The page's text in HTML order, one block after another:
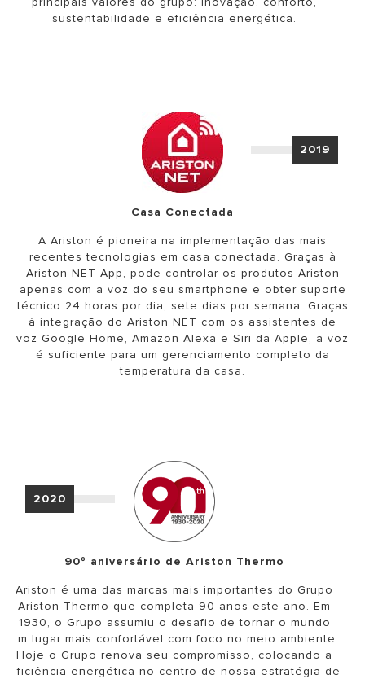
sustentabilidade e eficiência energética.
2019
Casa Conectada
A Ariston é pioneira na implementação das mais
recentes tecnologias em casa conectada. Graças à
Ariston NET App, pode controlar os produtos Ariston
apenas com a voz do seu smartphone e obter suporte
técnico 24 horas por dia, sete dias por semana. Graças
à integração do Ariston NET com os assistentes de
voz Google Home, Amazon Alexa e Siri da Apple, a voz
é suficiente para um gerenciamento completo da
temperatura da casa.
2020
90º aniversário de Ariston Thermo
Ariston é uma das marcas mais importantes do Grupo
Ariston Thermo que completa 90 anos este ano. Em
1930, o Grupo assumiu o desafio de tornar o mundo
um lugar mais confortável com foco no meio ambiente.
Hoje o Grupo renova seu compromisso, colocando a
eficiência energética no centro de nossa estratégia de